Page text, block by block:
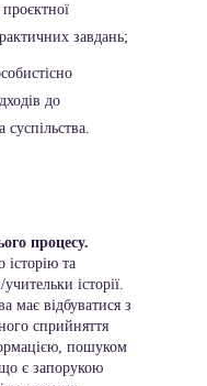
завдань;
до
суспільства.
процесу.
історію та
історії.
має відбуватися з
сприйняття
пошуком
що є запорукою